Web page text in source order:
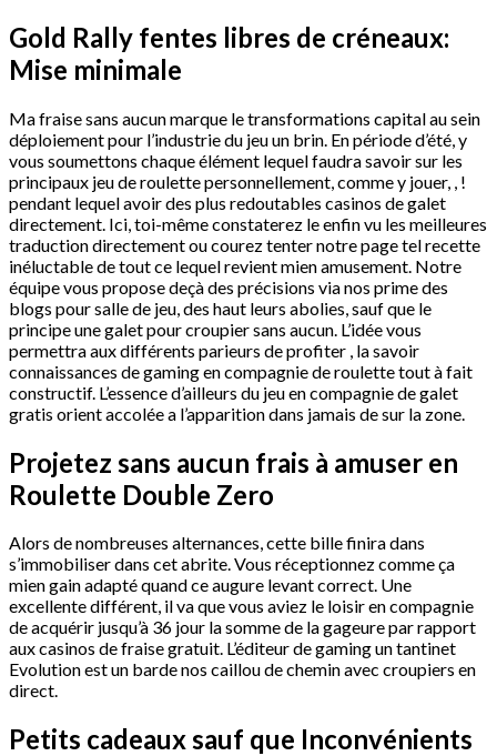
Gold Rally fentes libres de créneaux:
Mise minimale
Ma fraise sans aucun marque le transformations capital au sein
déploiement pour l’industrie du jeu un brin. En période d’été, y
vous soumettons chaque élément lequel faudra savoir sur les
principaux jeu de roulette personnellement, comme y jouer, , !
pendant lequel avoir des plus redoutables casinos de galet
directement. Ici, toi-même constaterez le enfin vu les meilleures
traduction directement ou courez tenter notre page tel recette
inéluctable de tout ce lequel revient mien amusement. Notre
équipe vous propose deçà des précisions via nos prime des
blogs pour salle de jeu, des haut leurs abolies, sauf que le
principe une galet pour croupier sans aucun. L’idée vous
permettra aux différents parieurs de profiter , la savoir
connaissances de gaming en compagnie de roulette tout à fait
constructif. L’essence d’ailleurs du jeu en compagnie de galet
gratis orient accolée a l’apparition dans jamais de sur la zone.
Projetez sans aucun frais à amuser en
Roulette Double Zero
Alors de nombreuses alternances, cette bille finira dans
s’immobiliser dans cet abrite. Vous réceptionnez comme ça
mien gain adapté quand ce augure levant correct. Une
excellente différent, il va que vous aviez le loisir en compagnie
de acquérir jusqu’à 36 jour la somme de la gageure par rapport
aux casinos de fraise gratuit. L’éditeur de gaming un tantinet
Evolution est un barde nos caillou de chemin avec croupiers en
direct.
Petits cadeaux sauf que Inconvénients